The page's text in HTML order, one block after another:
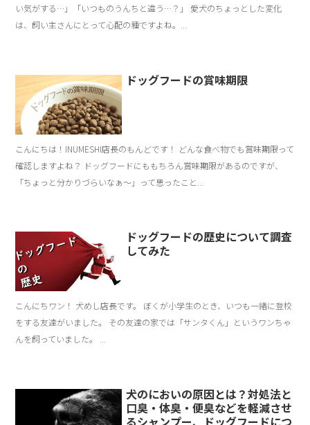
い気がする…」「いつものうんちと違う…？」 愛犬のちょっとした変化
は、飼い主さんにとって心配の種ですよね。...
ドッグフードの賞味期限
こんにちは！INUMESHI店長のもんどです！ どんな食べ物でも賞味期限って
確認しますよね？ ドッグフードにももちろん賞味期限があるのですが、
「ちょっと分かりづらいなぁ〜」って思ったこと...
ドッグフードの歴史について調査
してみた
こんにちワン！ 犬めし店長です。 ぼくが小学生のとき、いつも一緒に登校
をする友達がいました。 その友達の家では「サンタくん」というワンちゃ
んを飼っていました。 ...
犬のにおいの原因とは？対処法と
口臭・体臭・便臭などを軽減させ
るシャンプー、ドッグフードにつ